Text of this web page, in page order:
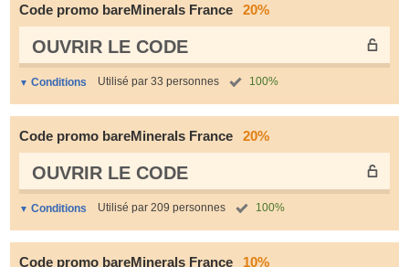
Code promo bareMinerals France 20%
OUVRIR LE СODE
Conditions Utilisé par 33 personnes 100%
Code promo bareMinerals France 20%
OUVRIR LE СODE
Conditions Utilisé par 209 personnes 100%
Code promo bareMinerals France 10%